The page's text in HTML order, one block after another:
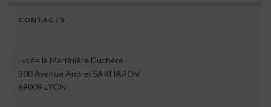
CONTACTS
Lycée la Martinière Duchère
300 Avenue Andreï SAKHAROV
69009 LYON